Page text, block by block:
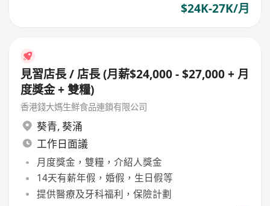
$24K-27K/月
見習店長 / 店長 (月薪$24,000 - $27,000 + 月
度獎金 + 雙糧)
香港錢大媽生鮮食品連鎖有限公司
葵青, 葵涌
工作日面議
月度獎金，雙糧，介紹人獎金
14天有薪年假，婚假，生日假等
提供醫療及牙科福利，保險計劃